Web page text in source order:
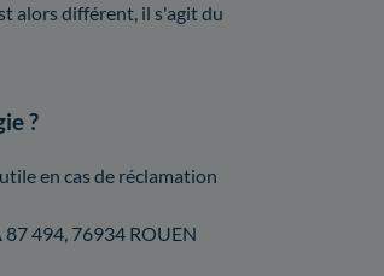
alors différent, il s'agit du
?
en cas de réclamation
87 494, 76934 ROUEN